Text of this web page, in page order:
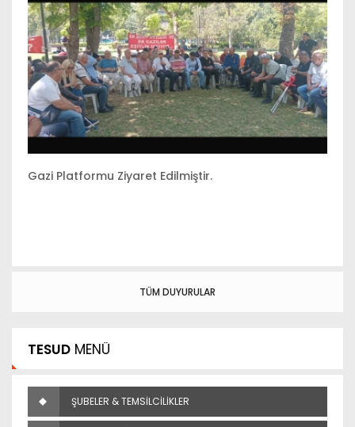
Gazi Platformu Ziyaret Edilmiştir.
TÜM DUYURULAR
TESUD MENÜ
ŞUBELER & TEMSİLCİLİKLER